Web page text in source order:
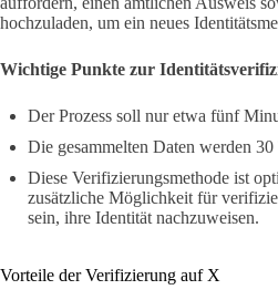
hochzuladen, um ein neues
Wichtige Punkte zur
Der Prozess soll nur etwa fünf
Die gesammelten Daten werden 30
Diese Verifizierungsmethode ist
zusätzliche Möglichkeit für
sein, ihre Identität nachzuweisen.
Vorteile der Verifizierung auf X